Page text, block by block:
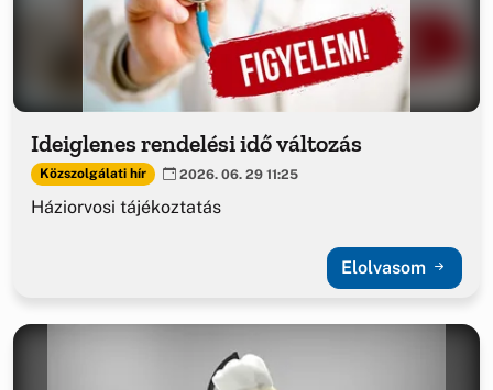
Ideiglenes rendelési idő változás
Közszolgálati hír 2026. 06. 29 11:25
Háziorvosi tájékoztatás
Elolvasom